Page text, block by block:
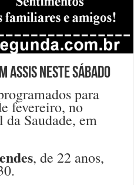
Assis neste sábado
para
fevereiro, no
Saudade, em
, de 22 anos,